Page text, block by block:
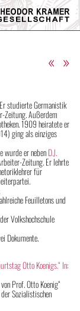
« »
studierte Germanistik
Zeitung. Außerdem
1909 heiratete er
ging als einziges
wurde er nebenD.J.
Zeitung. Er lehrte
für
Feuilletons und
Volkshochschule
Dokumente.
Otto Koenigs.“ In:
Prof. Otto Koenig“
Sozialistischen